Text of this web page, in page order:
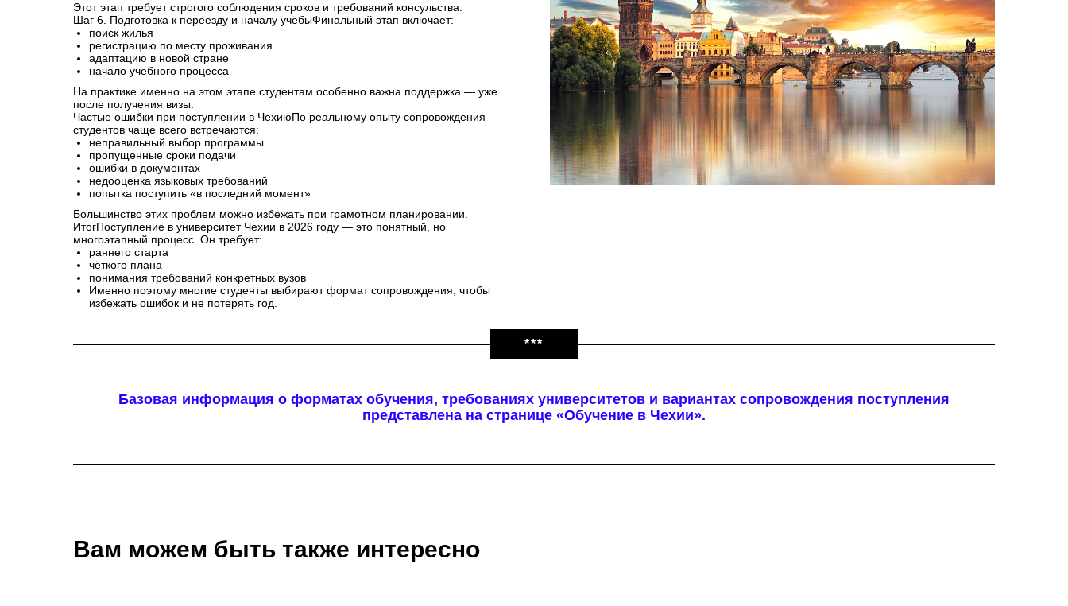
Этот этап требует строгого соблюдения сроков и требований консульства.
Шаг 6. Подготовка к переезду и началу учёбыФинальный этап включает:
поиск жилья
регистрацию по месту проживания
адаптацию в новой стране
начало учебного процесса
На практике именно на этом этапе студентам особенно важна поддержка — уже
после получения визы.
Частые ошибки при поступлении в ЧехиюПо реальному опыту сопровождения
студентов чаще всего встречаются:
неправильный выбор программы
пропущенные сроки подачи
ошибки в документах
недооценка языковых требований
попытка поступить «в последний момент»
Большинство этих проблем можно избежать при грамотном планировании.
ИтогПоступление в университет Чехии в 2026 году — это понятный, но
многоэтапный процесс. Он требует:
раннего старта
чёткого плана
понимания требований конкретных вузов
Именно поэтому многие студенты выбирают формат сопровождения, чтобы
избежать ошибок и не потерять год.
***
Базовая информация о форматах обучения, требованиях университетов и вариантах сопровождения поступления
представлена на странице «Обучение в Чехии».
Вам можем быть также интересно